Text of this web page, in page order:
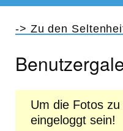
Inhalt
-> Zu den
Um die Fotos
eingeloggt sein!